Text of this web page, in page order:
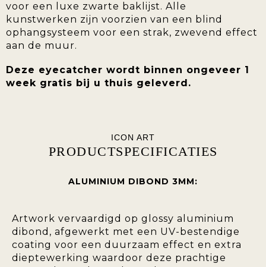
voor een luxe zwarte baklijst. Alle
kunstwerken zijn voorzien van een blind
ophangsysteem voor een strak, zwevend effect
aan de muur.
Deze eyecatcher wordt binnen ongeveer 1
week gratis bij u thuis geleverd.
ICON ART
PRODUCTSPECIFICATIES
ALUMINIUM DIBOND 3MM:
Artwork vervaardigd op glossy aluminium
dibond, afgewerkt met een UV-bestendige
coating voor een duurzaam effect en extra
dieptewerking waardoor deze prachtige